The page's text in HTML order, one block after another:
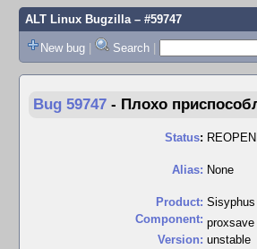
ALT Linux Bugzilla– #59747
New bug | Search |
Bug 59747 - Плохо
Status:
Alias: None
Product: Sisyphus
Component: proxsave
Version: unstable